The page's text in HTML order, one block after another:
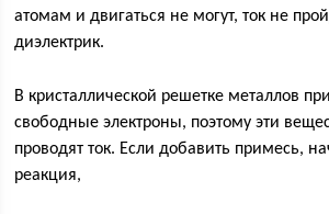
атомам и двигаться не могут, ток не
диэлектрик.
В кристаллической решетке металлов
свободные электроны, поэтому эти
проводят ток. Если добавить примесь,
реакция,